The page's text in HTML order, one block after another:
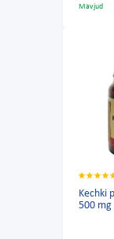
Mavjud
Kechki
500 mg